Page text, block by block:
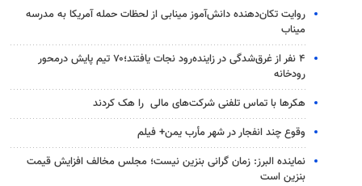
روایت تکان‌دهنده دانش‌آموز مینابی از لحظات حمله آمریکا به مدرسه
میناب
۴ نفر از غرق‌شدگی در زاینده‌رود نجات یافتند؛۷۰ تیم پایش درمحور
رودخانه
هکرها با تماس تلفنی شرکت‌های مالی را هک کردند
وقوع چند انفجار در شهر مأرب یمن+ فیلم
نماینده البرز: زمان گرانی بنزین نیست؛ مجلس مخالف افزایش قیمت
بنزین است